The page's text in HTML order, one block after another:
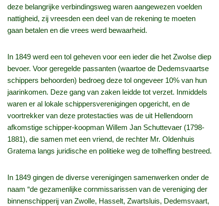
deze belangrijke verbindingsweg waren aangewezen voelden
nattigheid, zij vreesden een deel van de rekening te moeten
gaan betalen en die vrees werd bewaarheid.
In 1849 werd een tol geheven voor een ieder die het Zwolse diep
bevoer. Voor geregelde passanten (waartoe de Dedemsvaartse
schippers behoorden) bedroeg deze tol ongeveer 10% van hun
jaarinkomen. Deze gang van zaken leidde tot verzet. Inmiddels
waren er al lokale schippersverenigingen opgericht, en de
voortrekker van deze protestacties was de uit Hellendoorn
afkomstige schipper-koopman Willem Jan Schuttevaer (1798-
1881), die samen met een vriend, de rechter Mr. Oldenhuis
Gratema langs juridische en politieke weg de tolheffing bestreed.
In 1849 gingen de diverse verenigingen samenwerken onder de
naam “de gezamenlijke cornmissarissen van de vereniging der
binnenschipperij van Zwolle, Hasselt, Zwartsluis, Dedemsvaart,